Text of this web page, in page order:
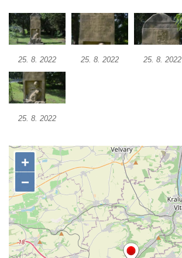
Dolním Podluží
Kenotaf Heinricha Klause na hřbitově v
Podluží
Pomník obětem 1. světové války na
židovském hřbitově v Mostě
Račicích
Pamětní deska Miroslava Švice na domě
čp. 43 v Lužci nad Vltavou
Pomník obětem 2. světové války v ulici 1.
máje v Lužci nad Vltavou
Pomník obětem válek v ulici 1. máje v Lužci
nad Vltavou
25. 8. 2022 25. 8. 2022 25. 8. 2022
25. 8. 2022